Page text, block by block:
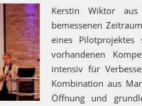
Kerstin Wiktor
bemessenen
eines
vorhandenen
intensiv für
Kombination aus
Öffnung und